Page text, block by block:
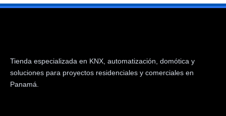
Tienda especializada en KNX, automatización, domótica y
soluciones para proyectos residenciales y comerciales en
Panamá.